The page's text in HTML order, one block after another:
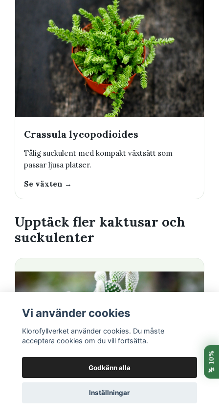
Crassula lycopodioides
Tålig suckulent med kompakt växtsätt som
passar ljusa platser.
Se växten →
Upptäck fler kaktusar och
suckulenter
Vi använder cookies
Klorofyllverket använder cookies. Du måste
acceptera cookies om du vill fortsätta.
Godkänn alla
Inställningar